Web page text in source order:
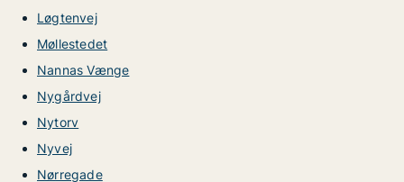
Løgtenvej
Møllestedet
Nannas Vænge
Nygårdvej
Nytorv
Nyvej
Nørregade